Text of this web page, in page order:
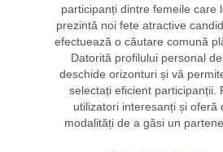
participanți dintre femeile care
prezintă noi fete atractive
efectuează o căutare comună
Datorită profilului personal
deschide orizonturi și vă
selectați eficient participanții.
utilizatori interesanți și oferă
modalități de a găsi un